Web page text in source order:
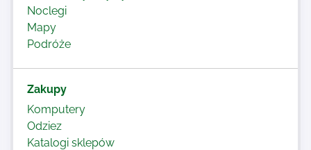
Noclegi
Mapy
Podróże
Zakupy
Komputery
Odziez
Katalogi sklepów